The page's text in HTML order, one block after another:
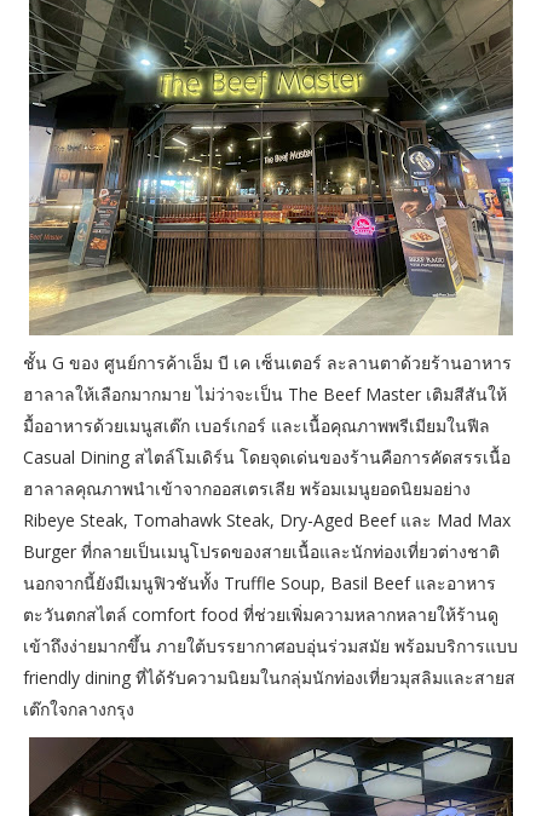
ชั้น G ของ ศูนย์การค้าเอ็ม บี เค เซ็นเตอร์ ละลานตาด้วยร้านอาหาร
ฮาลาลให้เลือกมากมาย ไม่ว่าจะเป็น The Beef Master เติมสีสันให้
มื้ออาหารด้วยเมนูสเต๊ก เบอร์เกอร์ และเนื้อคุณภาพพรีเมียมในฟีล
Casual Dining สไตล์โมเดิร์น โดยจุดเด่นของร้านคือการคัดสรรเนื้อ
ฮาลาลคุณภาพนำเข้าจากออสเตรเลีย พร้อมเมนูยอดนิยมอย่าง
Ribeye Steak, Tomahawk Steak, Dry-Aged Beef และ Mad Max
Burger ที่กลายเป็นเมนูโปรดของสายเนื้อและนักท่องเที่ยวต่างชาติ
นอกจากนี้ยังมีเมนูฟิวชันทั้ง Truffle Soup, Basil Beef และอาหาร
ตะวันตกสไตล์ comfort food ที่ช่วยเพิ่มความหลากหลายให้ร้านดู
เข้าถึงง่ายมากขึ้น ภายใต้บรรยากาศอบอุ่นร่วมสมัย พร้อมบริการแบบ
friendly dining ที่ได้รับความนิยมในกลุ่มนักท่องเที่ยวมุสลิมและสายส
เต๊กใจกลางกรุง